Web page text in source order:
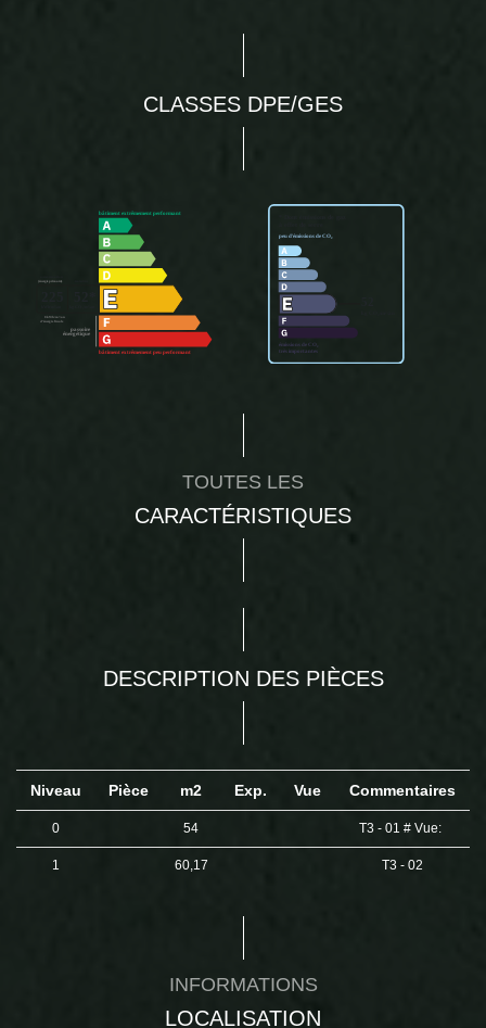
CLASSES DPE/GES
TOUTES LES
CARACTÉRISTIQUES
DESCRIPTION DES PIÈCES
Niveau Pièce m2 Exp. Vue Commentaires
0 54 T3 - 01 # Vue:
1 60,17 T3 - 02
INFORMATIONS
LOCALISATION